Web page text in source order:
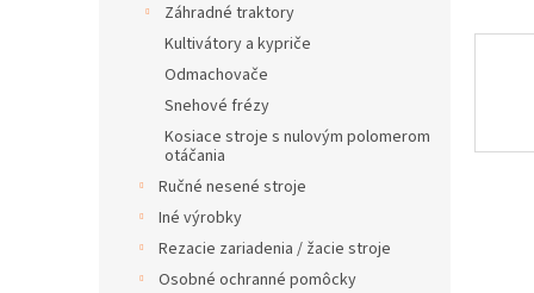
Záhradné traktory
Kultivátory a kypriče
Odmachovače
Snehové frézy
Kosiace stroje s nulovým polomerom
otáčania
Ručné nesené stroje
Iné výrobky
Rezacie zariadenia / žacie stroje
Osobné ochranné pomôcky